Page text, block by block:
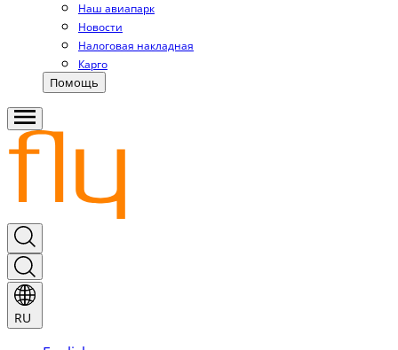
Наш авиапарк
Новости
Налоговая накладная
Карго
Помощь
RU